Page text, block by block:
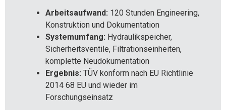
Arbeitsaufwand: 120 Stunden Engineering,
Konstruktion und Dokumentation
Systemumfang: Hydraulikspeicher,
Sicherheitsventile, Filtrationseinheiten,
komplette Neudokumentation
Ergebnis: TÜV konform nach EU Richtlinie
2014 68 EU und wieder im
Forschungseinsatz